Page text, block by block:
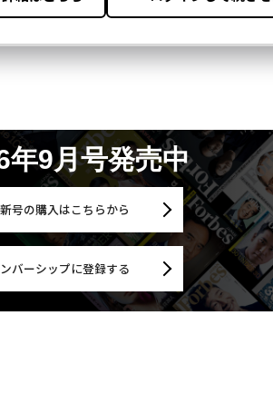
年9月号発売中
号の購入はこちらから
バーシップに登録する